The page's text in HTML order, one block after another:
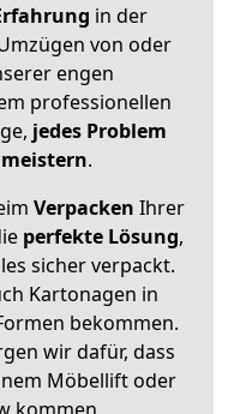
in der
von oder
engen
professionellen
jedes Problem
.
Verpacken Ihrer
perfekte Lösung,
sicher verpackt.
Kartonagen in
bekommen.
wir dafür, dass
Möbellift oder